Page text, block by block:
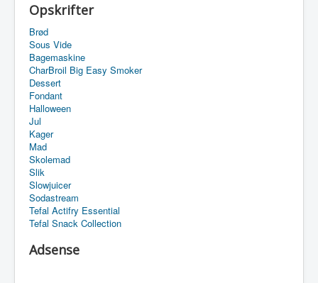
Tefal Actifry Essential
Opskrifter
Brød
Sous Vide
Bagemaskine
CharBroil Big Easy Smoker
Dessert
Fondant
Halloween
Jul
Kager
Mad
Skolemad
Slik
Slowjuicer
Sodastream
Tefal Actifry Essential
Tefal Snack Collection
Adsense